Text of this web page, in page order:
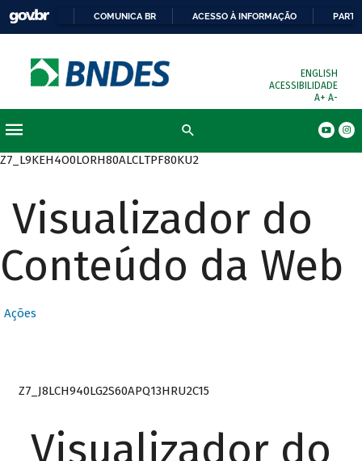
COMUNICA BR ACESSO À INFORMAÇÃO
ENGLISH
ACESSIBILIDADE
A+ A-
Z7_L9KEH4O0LORH80ALCLTPF80KU2
Visualizador do
Conteúdo da Web
Ações
Z7_J8LCH940LG2S60APQ13HRU2C15
Visualizador do